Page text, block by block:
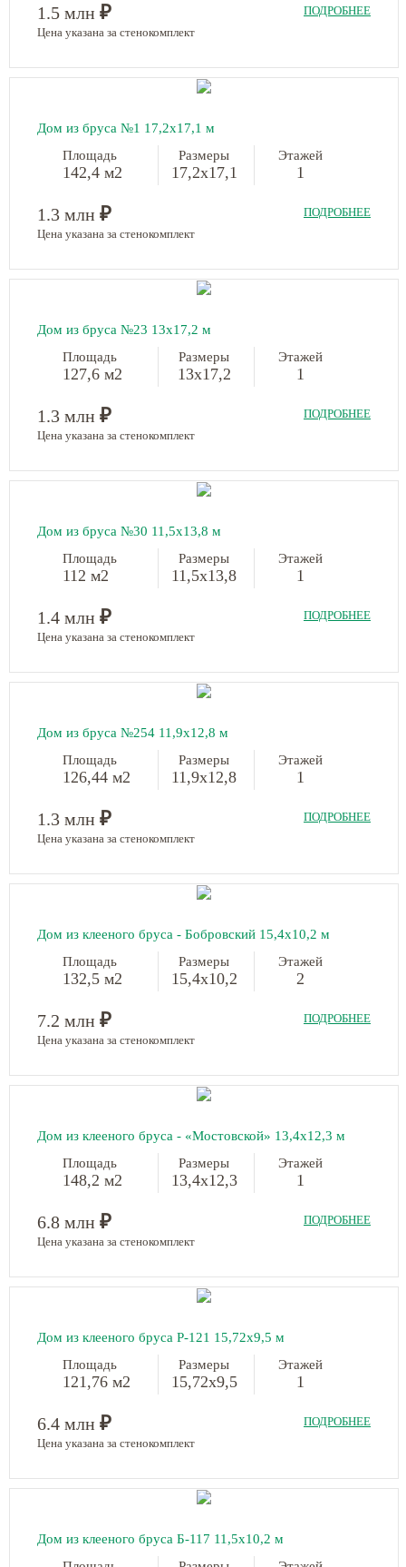
1.5 млн ₽
ПОДРОБНЕЕ
Цена указана за стенокомплект
Дом из бруса №1 17,2х17,1 м
Площадь
142,4 м2
Размеры
17,2х17,1
Этажей
1
1.3 млн ₽
ПОДРОБНЕЕ
Цена указана за стенокомплект
Дом из бруса №23 13х17,2 м
Площадь
127,6 м2
Размеры
13х17,2
Этажей
1
1.3 млн ₽
ПОДРОБНЕЕ
Цена указана за стенокомплект
Дом из бруса №30 11,5х13,8 м
Площадь
112 м2
Размеры
11,5х13,8
Этажей
1
1.4 млн ₽
ПОДРОБНЕЕ
Цена указана за стенокомплект
Дом из бруса №254 11,9x12,8 м
Площадь
126,44 м2
Размеры
11,9x12,8
Этажей
1
1.3 млн ₽
ПОДРОБНЕЕ
Цена указана за стенокомплект
Дом из клееного бруса - Бобровский 15,4х10,2 м
Площадь
132,5 м2
Размеры
15,4х10,2
Этажей
2
7.2 млн ₽
ПОДРОБНЕЕ
Цена указана за стенокомплект
Дом из клееного бруса - «Мостовской» 13,4х12,3 м
Площадь
148,2 м2
Размеры
13,4х12,3
Этажей
1
6.8 млн ₽
ПОДРОБНЕЕ
Цена указана за стенокомплект
Дом из клееного бруса Р-121 15,72х9,5 м
Площадь
121,76 м2
Размеры
15,72х9,5
Этажей
1
6.4 млн ₽
ПОДРОБНЕЕ
Цена указана за стенокомплект
Дом из клееного бруса Б-117 11,5х10,2 м